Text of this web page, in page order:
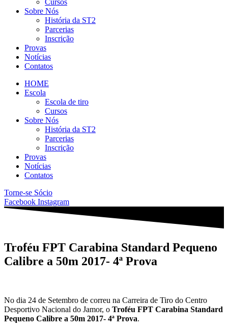
Cursos
Sobre Nós
História da ST2
Parcerias
Inscrição
Provas
Notícias
Contatos
HOME
Escola
Escola de tiro
Cursos
Sobre Nós
História da ST2
Parcerias
Inscrição
Provas
Notícias
Contatos
Torne-se Sócio
Facebook Instagram
Troféu FPT Carabina Standard Pequeno
Calibre a 50m 2017- 4ª Prova
No dia 24 de Setembro de correu na Carreira de Tiro do Centro
Desportivo Nacional do Jamor, o Troféu FPT Carabina Standard
Pequeno Calibre a 50m 2017- 4ª Prova.